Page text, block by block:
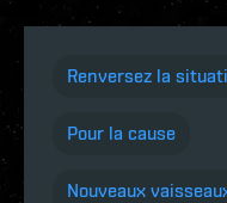
Renversez la
Pour la cause
Nouveaux